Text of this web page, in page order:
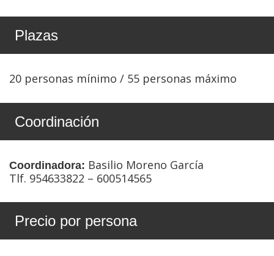
Plazas
20 personas mínimo / 55 personas máximo
Coordinación
Coordinadora: Basilio Moreno García
Tlf. 954633822 – 600514565
Precio por persona